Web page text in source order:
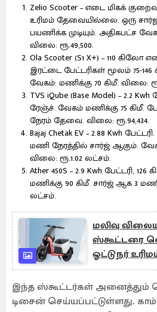
Zelio Scooter – எடை மிகக்
உரிமம் தேவையில்லை. ஒரு
பயணிக்க முடியும். அதிகபட்ச
விலை: ரூ.49,500.
Ola Scooter (S1 X+) – 110
இரட்டை பேட்டரிகள் மூலம் 75-
வேகம்: மணிக்கு 70 கிமீ. விலை:
TVS iQube (Base Model) – 2.2
ரேஞ்ச். வேகம் மணிக்கு 75 கிமீ.
நேரம் தேவை. விலை: ரூ.94,434.
Bajaj Chetak EV – 2.88 Kwh
மணி நேரத்தில் சார்ஜ் ஆகும்.
விலை: ரூ.1.02 லட்சம்.
Ather 450S – 2.9 Kwh பேட்டரி,
மணிக்கு 90 கிமீ. சார்ஜ் ஆக 3
லட்சம்.
மலிவு
ஸ்கூட்டரை
ஓட்டுநர்
இந்த ஸ்கூட்டர்கள் அனைத்தும்
டிசைன் செய்யப்பட்டுள்ளது.